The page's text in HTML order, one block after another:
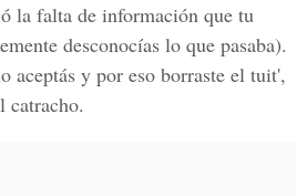
la falta de información que tu
desconocías lo que pasaba).
aceptás y por eso borraste el tuit',
catracho.